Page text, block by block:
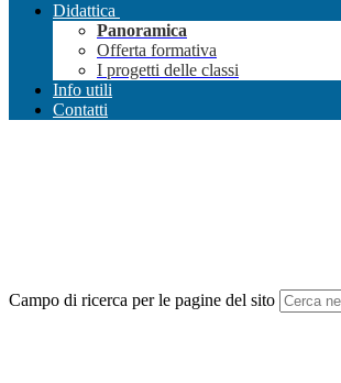
Didattica
Panoramica
Offerta formativa
I progetti delle classi
Info utili
Contatti
Campo di ricerca per le pagine del sito